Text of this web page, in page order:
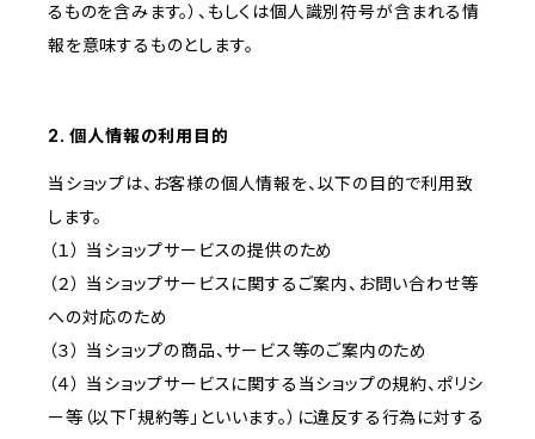
るものを含みます。）、もしくは個人識別符号が含まれる情
報を意味するものとします。
2. 個人情報の利用目的
当ショップは、お客様の個人情報を、以下の目的で利用致
します。
（１） 当ショップサービスの提供のため
（２） 当ショップサービスに関するご案内、お問い合わせ等
への対応のため
（３） 当ショップの商品、サービス等のご案内のため
（４） 当ショップサービスに関する当ショップの規約、ポリシ
ー等（以下「規約等」といいます。）に違反する行為に対する